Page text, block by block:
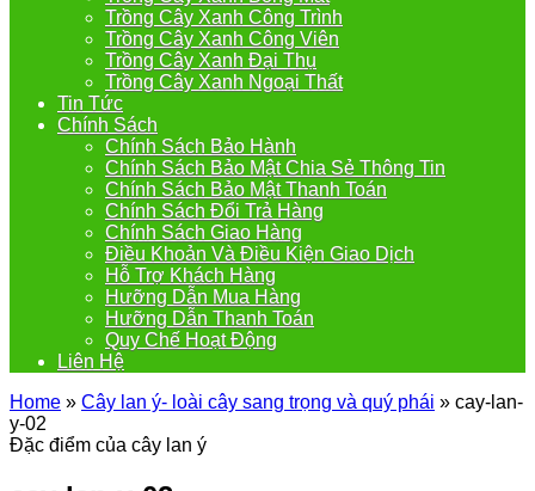
Trồng Cây Xanh Công Trình
Trồng Cây Xanh Công Viên
Trồng Cây Xanh Đại Thụ
Trồng Cây Xanh Ngoại Thất
Tin Tức
Chính Sách
Chính Sách Bảo Hành
Chính Sách Bảo Mật Chia Sẻ Thông Tin
Chính Sách Bảo Mật Thanh Toán
Chính Sách Đổi Trả Hàng
Chính Sách Giao Hàng
Điều Khoản Và Điều Kiện Giao Dịch
Hỗ Trợ Khách Hàng
Hưỡng Dẫn Mua Hàng
Hưỡng Dẫn Thanh Toán
Quy Chế Hoạt Động
Liên Hệ
Home » Cây lan ý- loài cây sang trọng và quý phái » cay-lan-
y-02
Đặc điểm của cây lan ý